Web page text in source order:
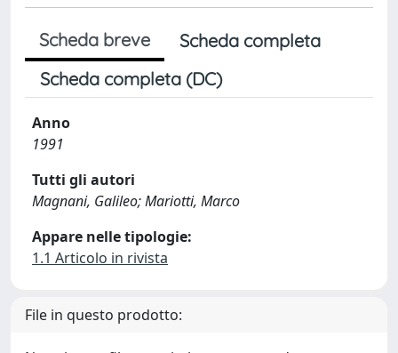
Scheda breve
Scheda completa
Scheda completa (DC)
Anno
1991
Tutti gli autori
Magnani, Galileo; Mariotti, Marco
Appare nelle tipologie:
1.1 Articolo in rivista
File in questo prodotto: